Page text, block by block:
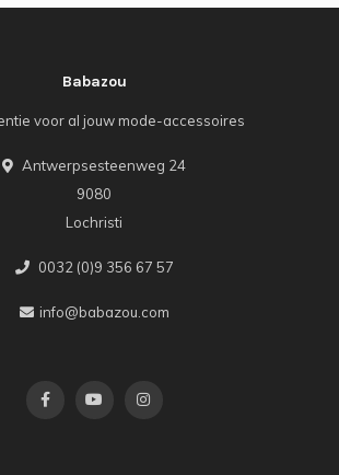
Babazou
voor al jouw mode-accessoires
Antwerpsesteenweg 24
9080
Lochristi
0032 (0)9 356 67 57
info@babazou.com